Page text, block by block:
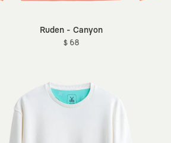
Ruden - Canyon
$ 68